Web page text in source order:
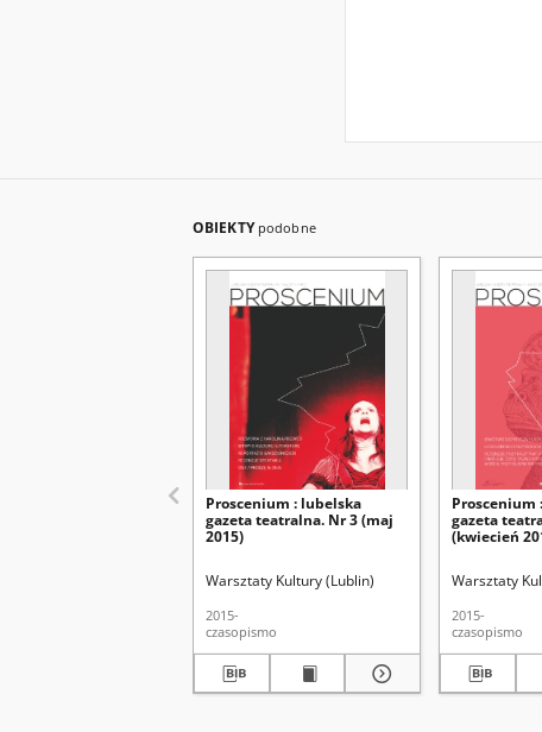
OBIEKTY podobne
Proscenium : lubelska
gazeta teatralna. Nr 3 (maj
2015)
Warsztaty Kultury (Lublin)
2015-
czasopismo
Proscenium
gazeta
(kwiecień
Warsztaty
2015-
czasopismo